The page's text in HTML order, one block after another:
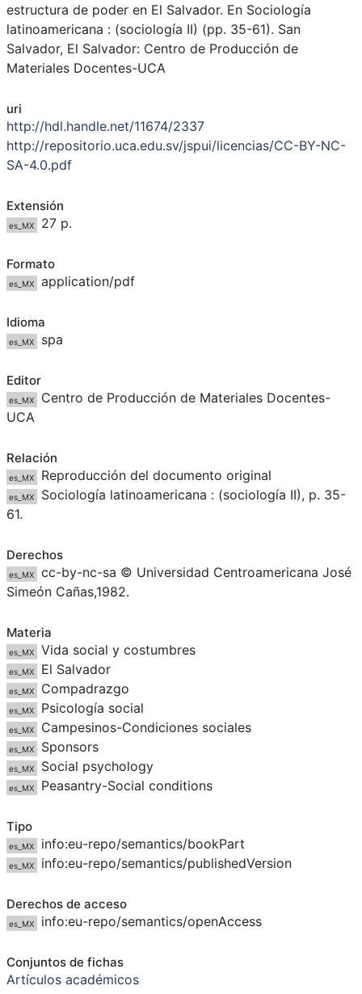
estructura de poder en El Salvador. En Sociología
latinoamericana : (sociología II) (pp. 35-61). San
Salvador, El Salvador: Centro de Producción de
Materiales Docentes-UCA
uri
http://hdl.handle.net/11674/2337
http://repositorio.uca.edu.sv/jspui/licencias/CC-BY-NC-
SA-4.0.pdf
Extensión
es_MX 27 p.
Formato
es_MX application/pdf
Idioma
es_MX spa
Editor
es_MX
Centro de Producción de Materiales Docentes-
UCA
Relación
es_MX Reproducción del documento original
es_MX
Sociología latinoamericana : (sociología II), p. 35-
61.
Derechos
es_MX
cc-by-nc-sa © Universidad Centroamericana José
Simeón Cañas,1982.
Materia
es_MX Vida social y costumbres
es_MX El Salvador
es_MX Compadrazgo
es_MX Psicología social
es_MX Campesinos-Condiciones sociales
es_MX Sponsors
es_MX Social psychology
es_MX Peasantry-Social conditions
Tipo
es_MX info:eu-repo/semantics/bookPart
es_MX info:eu-repo/semantics/publishedVersion
Derechos de acceso
es_MX info:eu-repo/semantics/openAccess
Conjuntos de fichas
Artículos académicos